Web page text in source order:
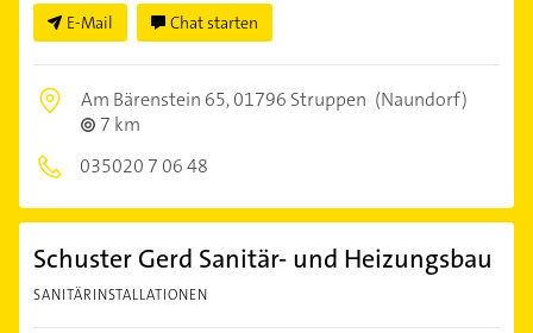
E-Mail Chat starten
Am Bärenstein 65,01796 Struppen (Naundorf)
7 km
035020 7 06 48
Schuster Gerd Sanitär- und Heizungsbau
SANITÄRINSTALLATIONEN